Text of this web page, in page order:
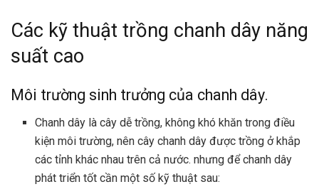
Các kỹ thuật trồng chanh dây năng
suất cao
Môi trường sinh trưởng của chanh dây.
Chanh dây là cây dễ trồng, không khó khăn trong điều
kiện môi trường, nên cây chanh dây được trồng ở khắp
các tỉnh khác nhau trên cả nước. nhưng để chanh dây
phát triển tốt cần một số kỹ thuật sau: